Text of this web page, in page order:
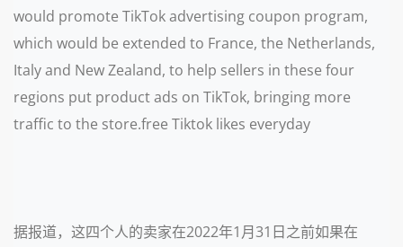
would promote TikTok advertising coupon program,
which would be extended to France, the Netherlands,
Italy and New Zealand, to help sellers in these four
regions put product ads on TikTok, bringing more
traffic to the store.free Tiktok likes everyday
据报道，这四个人的卖家在2022年1月31日之前如果在